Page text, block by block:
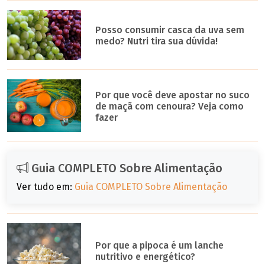
Posso consumir casca da uva sem
medo? Nutri tira sua dúvida!
Por que você deve apostar no suco
de maçã com cenoura? Veja como
fazer
Guia COMPLETO Sobre Alimentação
Ver tudo em: Guia COMPLETO Sobre Alimentação
Por que a pipoca é um lanche
nutritivo e energético?